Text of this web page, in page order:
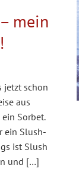
mein
jetzt schon
aus
Sorbet.
ein Slush-
ist Slush
und […]